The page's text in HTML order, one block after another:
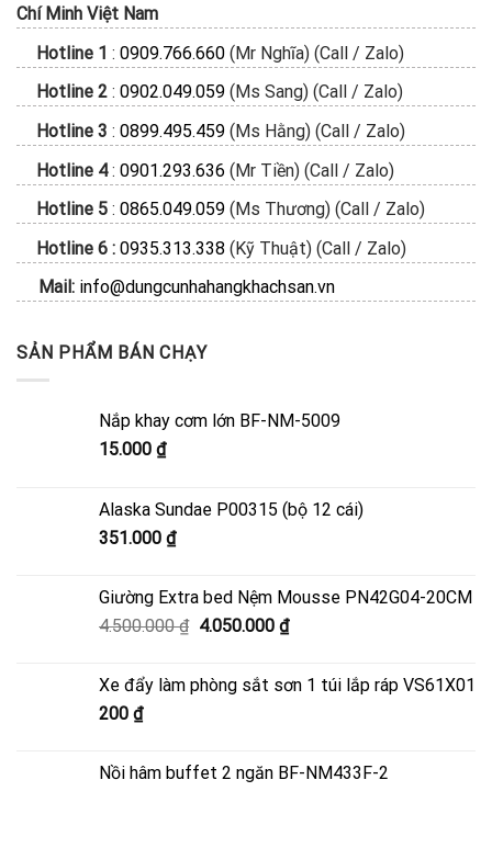
Chí Minh Việt Nam
Hotline 1 : 0909.766.660 (Mr Nghĩa) (Call / Zalo)
Hotline 2 : 0902.049.059 (Ms Sang) (Call / Zalo)
Hotline 3 : 0899.495.459 (Ms Hằng) (Call / Zalo)
Hotline 4: 0901.293.636 (Mr Tiền) (Call / Zalo)
Hotline 5 : 0865.049.059 (Ms Thương) (Call / Zalo)
Hotline 6 : 0935.313.338 (Kỹ Thuật) (Call / Zalo)
Mail: info@dungcunhahangkhachsan.vn
SẢN PHẨM BÁN CHẠY
Nắp khay cơm lớn BF-NM-5009
15.000 ₫
Alaska Sundae P00315 (bộ 12 cái)
351.000 ₫
Giường Extra bed Nệm Mousse PN42G04-20CM
4.500.000₫ Giá
4.500.000 ₫.
4.050.000 ₫Giá
là:
Xe đẩy làm phòng sắt sơn 1 túi lắp ráp VS61X01
200 ₫
Nồi hâm buffet 2 ngăn BF-NM433F-2